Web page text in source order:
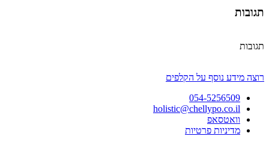
תגובות
תגובות
רוצה מידע נוסף על הקלפים
054-5256509
holistic@chellypo.co.il
וואטסאפ
מדיניות פרטיות